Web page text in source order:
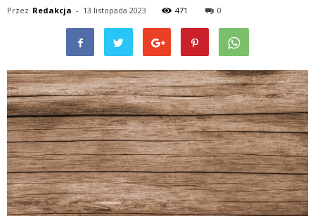
Przez Redakcja - 13 listopada 2023 471 0